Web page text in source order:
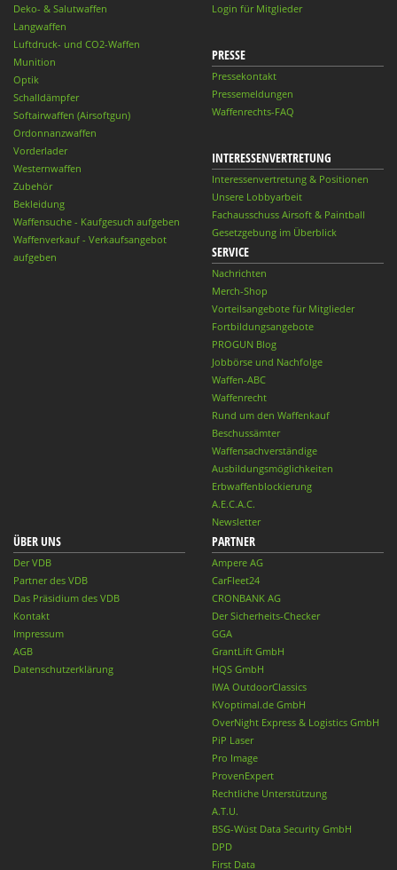
Deko- & Salutwaffen
Langwaffen
Luftdruck- und CO2-Waffen
Munition
Optik
Schalldämpfer
Softairwaffen (Airsoftgun)
Ordonnanzwaffen
Vorderlader
Westernwaffen
Zubehör
Bekleidung
Waffensuche - Kaufgesuch aufgeben
Waffenverkauf - Verkaufsangebot
aufgeben
Login für Mitglieder
PRESSE
Pressekontakt
Pressemeldungen
Waffenrechts-FAQ
INTERESSENVERTRETUNG
Interessenvertretung & Positionen
Unsere Lobbyarbeit
Fachausschuss Airsoft & Paintball
Gesetzgebung im Überblick
SERVICE
Nachrichten
Merch-Shop
Vorteilsangebote für Mitglieder
Fortbildungsangebote
PROGUN Blog
Jobbörse und Nachfolge
Waffen-ABC
Waffenrecht
Rund um den Waffenkauf
Beschussämter
Waffensachverständige
Ausbildungsmöglichkeiten
Erbwaffenblockierung
A.E.C.A.C.
Newsletter
ÜBER UNS
Der VDB
Partner des VDB
Das Präsidium des VDB
Kontakt
Impressum
AGB
Datenschutzerklärung
PARTNER
Ampere AG
CarFleet24
CRONBANK AG
Der Sicherheits-Checker
GGA
GrantLift GmbH
HQS GmbH
IWA OutdoorClassics
KVoptimal.de GmbH
OverNight Express & Logistics GmbH
PiP Laser
Pro Image
ProvenExpert
Rechtliche Unterstützung
A.T.U.
BSG-Wüst Data Security GmbH
DPD
First Data